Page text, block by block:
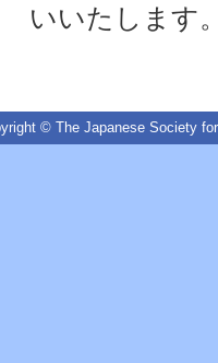
いいたします
© The Japanese Society